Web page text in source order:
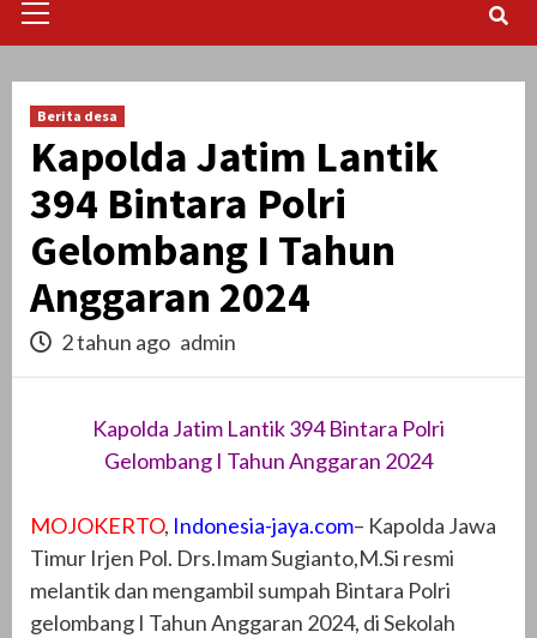
Menu
Berita desa
Kapolda Jatim Lantik
394 Bintara Polri
Gelombang I Tahun
Anggaran 2024
2 tahun ago admin
Kapolda Jatim Lantik 394 Bintara Polri
Gelombang I Tahun Anggaran 2024
MOJOKERTO, Indonesia-jaya.com– Kapolda Jawa
Timur Irjen Pol. Drs.Imam Sugianto,M.Si resmi
melantik dan mengambil sumpah Bintara Polri
gelombang I Tahun Anggaran 2024, di Sekolah